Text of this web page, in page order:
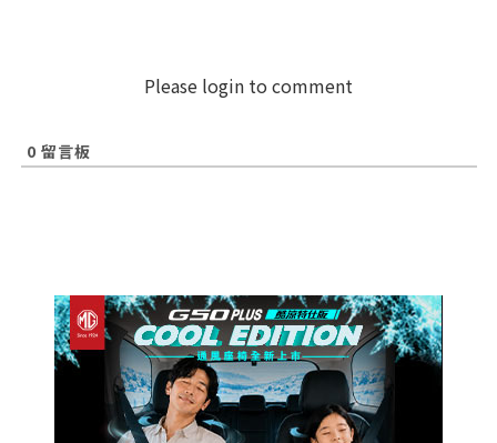
Please login to comment
0 留言板